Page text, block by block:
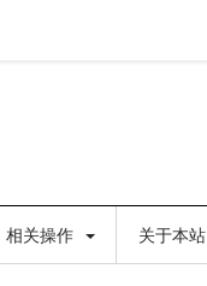
相关操作 关于本站